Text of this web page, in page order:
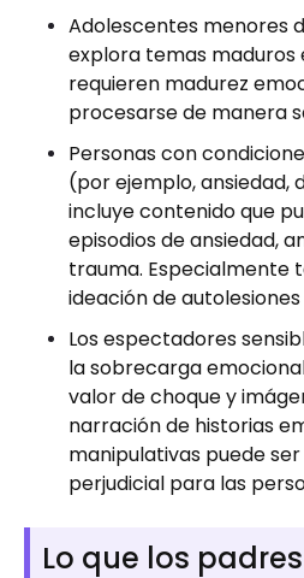
Adolescentes menores
explora temas maduros
requieren madurez
procesarse de manera
Personas con
(por ejemplo, ansiedad,
incluye contenido que
episodios de ansiedad,
trauma. Especialmente
ideación de autolesiones
Los espectadores
la sobrecarga
valor de choque y
narración de historias
manipulativas puede
perjudicial para las
Lo que los